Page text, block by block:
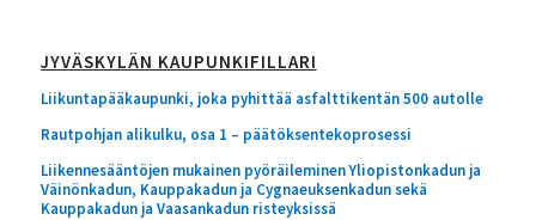
JYVÄSKYLÄN KAUPUNKIFILLARI
Liikuntapääkaupunki, joka pyhittää asfalttikentän 500 autolle
Rautpohjan alikulku, osa 1 – päätöksentekoprosessi
Liikennesääntöjen mukainen pyöräileminen Yliopistonkadun ja
Väinönkadun, Kauppakadun ja Cygnaeuksenkadun sekä
Kauppakadun ja Vaasankadun risteyksissä